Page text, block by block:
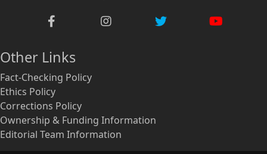
Other Links
Fact-Checking Policy
Ethics Policy
Corrections Policy
Ownership & Funding Information
Editorial Team Information